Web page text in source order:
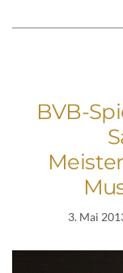
BVB-
3. Mai